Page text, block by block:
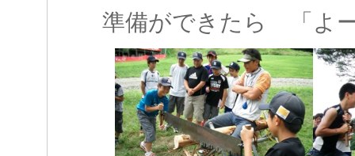
準備ができたら 「よ